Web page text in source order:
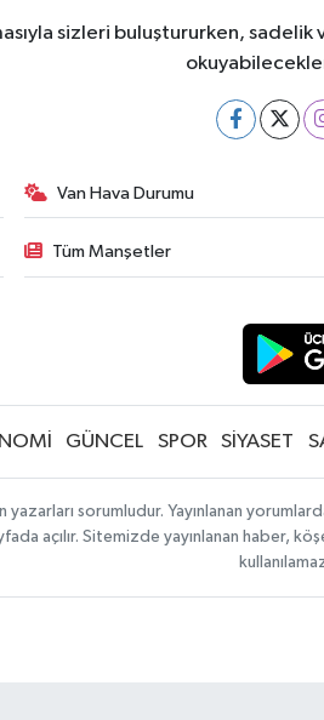
sizleri buluştururken,
Van Hava Durumu
Tüm Manşetler
GÜNCEL SPOR SİYASET
sorumludur. Yayınlanan
açılır. Sitemizde yayınlanan haber,